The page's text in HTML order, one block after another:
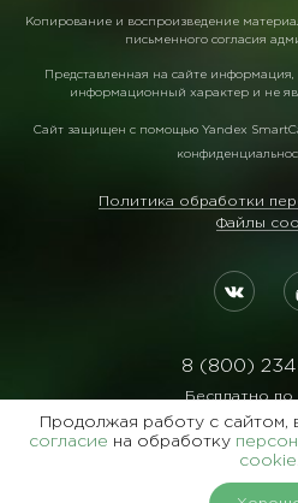
Копирование и воспроизведение
письменного согласия
Представленная на сайте информация,
информационный характер и не
Сайт защищен с помощью Yandex
Политика обработки
Файлы
8 (800)
Бесплатно по
ООО Агентство
Продолжая работу с сайтом,
согласие на обработку
cookie